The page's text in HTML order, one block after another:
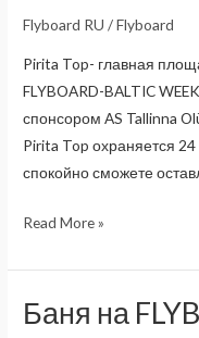
Flyboard RU /Flyboard
Pirita Top- главная
FLYBOARD-BALTIC
спонсором AS Tallinna
Pirita Top охраняется
спокойно сможете
Pirita
главная
площадка
FLYBOARD-
Read More »
Баня на